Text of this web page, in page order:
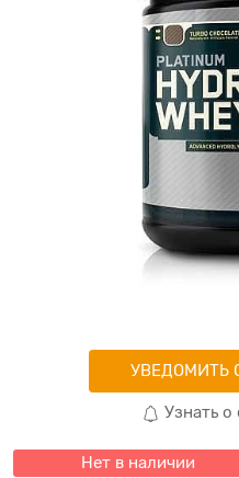
УВЕДОМИТЬ
Узнать
Нет в наличии